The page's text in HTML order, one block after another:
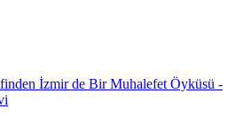
İzmir de Bir Muhalefet Öyküsü -